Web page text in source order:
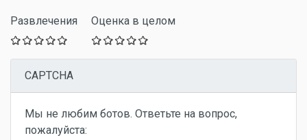
Развлечения Оценка в целом
CAPTCHA
Мы не любим ботов. Ответьте на вопрос,
пожалуйста: